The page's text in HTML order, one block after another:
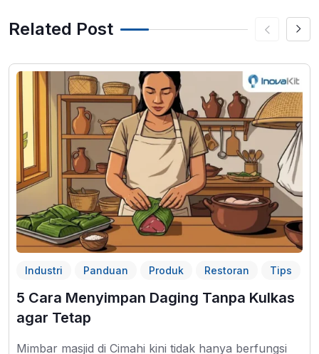
Related Post
Industri Panduan Produk Restoran Tips
5 Cara Menyimpan Daging Tanpa Kulkas
agar Tetap
Mimbar masjid di Cimahi kini tidak hanya berfungsi